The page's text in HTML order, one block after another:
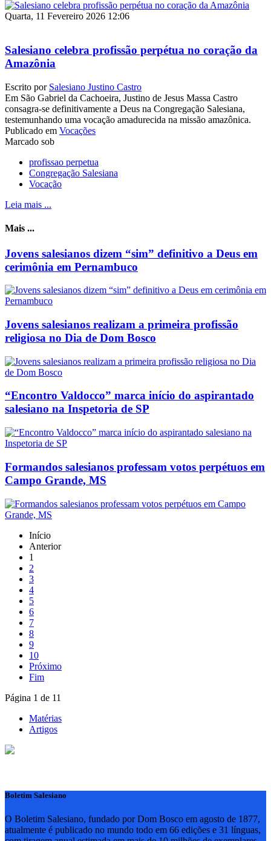
Quarta, 11 Fevereiro 2026 12:06
Salesiano celebra profissão perpétua no coração da
Amazônia
Escrito por Salesiano Justino Castro
Em São Gabriel da Cachoeira, Justino de Jesus Massa Castro
consagra-se definitivamente a Deus na Congregação Salesiana,
testemunhando uma vocação amadurecida na missão amazônica.
Publicado em Vocações
Marcado sob
profissao perpetua
Congregação Salesiana
Vocação
Leia mais ...
Mais ...
Jovens salesianos dizem “sim” definitivo a Deus em
cerimônia em Pernambuco
Jovens salesianos realizam a primeira profissão
religiosa no Dia de Dom Bosco
“Encontro Valdocco” marca início do aspirantado
salesiano na Inspetoria de SP
Formandos salesianos professam votos perpétuos em
Campo Grande, MS
Início
Anterior
1
2
3
4
5
6
7
8
9
10
Próximo
Fim
Página 1 de 11
Matérias
Artigos
Boletim Salesiano
O Boletim Salesiano, fundado por Dom Bosco em agosto de 1877,
atualmente é publicado no mundo todo em 66 edições e 31 línguas,